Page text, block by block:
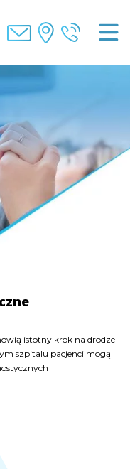
istotny krok na drodze
szpitalu pacjenci mogą
istotny krok na drodze
szpitalu pacjenci mogą
istotny krok na drodze
szpitalu pacjenci mogą